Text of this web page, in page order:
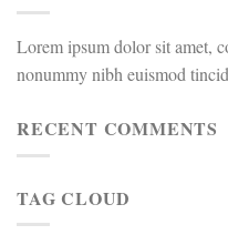
Lorem ipsum dolor sit amet,
nonummy nibh euismod
RECENT COMMENTS
TAG CLOUD